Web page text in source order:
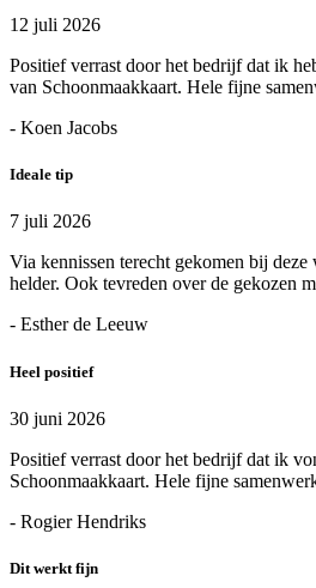
12 juli 2026
Positief verrast door het bedrijf dat ik
van Schoonmaakkaart. Hele fijne
- Koen Jacobs
Ideale tip
7 juli 2026
Via kennissen terecht gekomen bij
helder. Ook tevreden over de gekozen
- Esther de Leeuw
Heel positief
30 juni 2026
Positief verrast door het bedrijf dat ik
Schoonmaakkaart. Hele fijne
- Rogier Hendriks
Dit werkt fijn